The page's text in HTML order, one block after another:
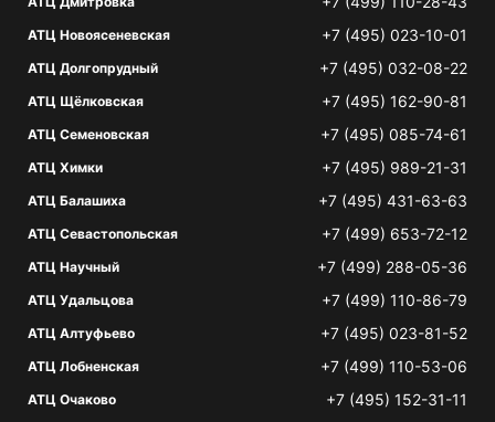
АТЦ Новоясеневская +7 (495) 023-10-01
АТЦ Долгопрудный +7 (495) 032-08-22
АТЦ Щёлковская +7 (495) 162-90-81
АТЦ Семеновская +7 (495) 085-74-61
АТЦ Химки +7 (495) 989-21-31
АТЦ Балашиха +7 (495) 431-63-63
АТЦ Севастопольская +7 (499) 653-72-12
АТЦ Научный +7 (499) 288-05-36
АТЦ Удальцова +7 (499) 110-86-79
АТЦ Алтуфьево +7 (495) 023-81-52
АТЦ Лобненская +7 (499) 110-53-06
АТЦ Очаково +7 (495) 152-31-11